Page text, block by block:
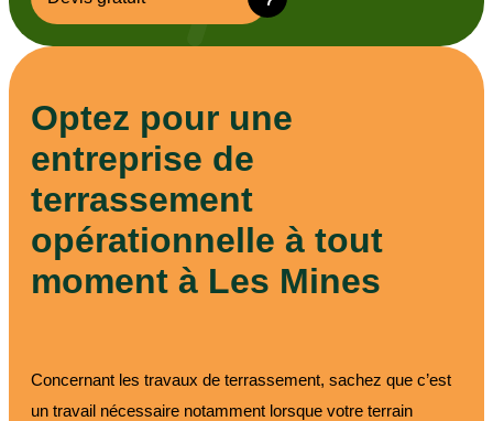
Optez pour une
entreprise de
terrassement
opérationnelle à tout
moment à Les Mines
Concernant les travaux de terrassement, sachez que c’est
un travail nécessaire notamment lorsque votre terrain